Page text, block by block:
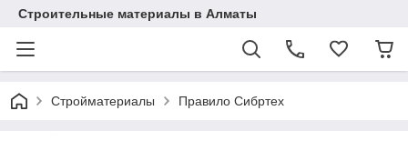
Строительные материалы в Алматы
Стройматериалы Правило Сибртех